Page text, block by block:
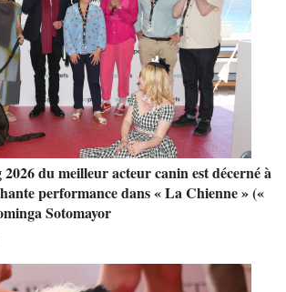
du meilleur acteur canin est décerné à
performance dans « La Chienne » («
Sotomayor